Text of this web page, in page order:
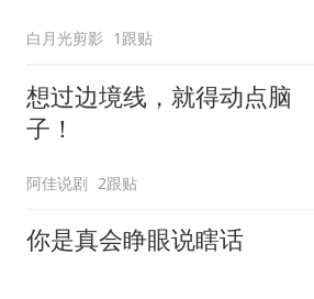
白月光剪影 1跟贴
想过边境线，就得动点脑
子！
阿佳说剧 2跟贴
你是真会睁眼说瞎话